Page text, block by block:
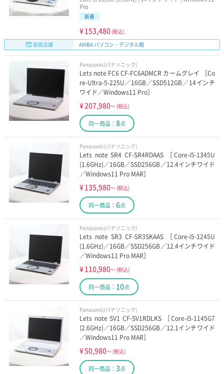
第10世代Core-i5搭載 第11世代Core-i5搭載
第12世代Core-i5搭載
第10世代Core-i7搭載 第11世代Core-i7搭載
第12世代Core-i7搭載 第13世代Core-i7搭載
第10世代Core-i3搭載 第11世代Core-i3搭載
第12世代Core-i3搭載 第13世代Core-i3搭載
条件・機能で選ぶ
MicrosoftOffice付属 格安パソコン(保証付き)
Win11＆15インチ
Win11＆Core-i7
Win11＆Ryzen ポータブルゲーミング
ゲーミングノート ゲーミングデスク
価格・大きさで選ぶ
2万円以下の13インチ 5万円以下の13インチ
8万円以下の13インチ 10万円以下の13インチ
2万円以下の15インチ
Pro
新着
¥153,480 (税込)
取扱店舗
AKIBA パソコン・デジタル館
Panasonic(パナソニック)
Lets note FC6 CF-FC6ADMCR カームグレイ ［Co
re-Ultra-5-225U／16GB／SSD512GB／14インチ
ワイド／Windows11 Pro］
¥207,980～ (税込)
同一商品： 8点
Panasonic(パナソニック)
Lets note SR4 CF-SR4RDAAS ［Core-i5-1345U
(1.6GHz)／16GB／SSD256GB／12.4インチワイド
／Windows11 Pro MAR］
¥135,980～ (税込)
同一商品： 6点
Panasonic(パナソニック)
Lets note SR3 CF-SR3SKAAS ［Core-i5-1245U
(1.6GHz)／16GB／SSD256GB／12.4インチワイド
／Windows11 Pro MAR］
¥110,980～ (税込)
同一商品： 10点
Panasonic(パナソニック)
Lets note SV1 CF-SV1RDLKS ［Core-i5-1145G7
(2.6GHz)／16GB／SSD256GB／12.1インチワイド
／Windows11 Pro MAR］
¥50,980～ (税込)
同一商品： 3点